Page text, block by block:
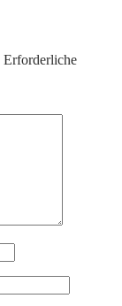
Erforderliche